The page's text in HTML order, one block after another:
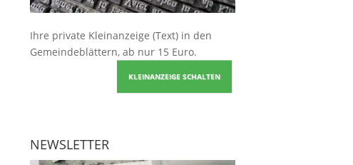
Ihre private Kleinanzeige (Text) in den
Gemeindeblättern, ab nur 15 Euro.
KLEINANZEIGE SCHALTEN
NEWSLETTER